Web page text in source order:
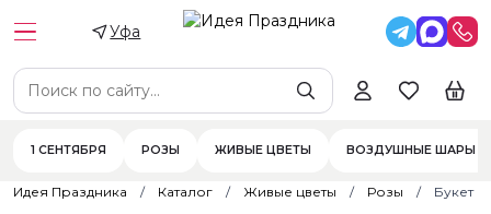
Уфа
1 СЕНТЯБРЯ РОЗЫ ЖИВЫЕ ЦВЕТЫ ВОЗДУШНЫЕ ШАРЫ
Идея Праздника Каталог Живые цветы Розы Букет